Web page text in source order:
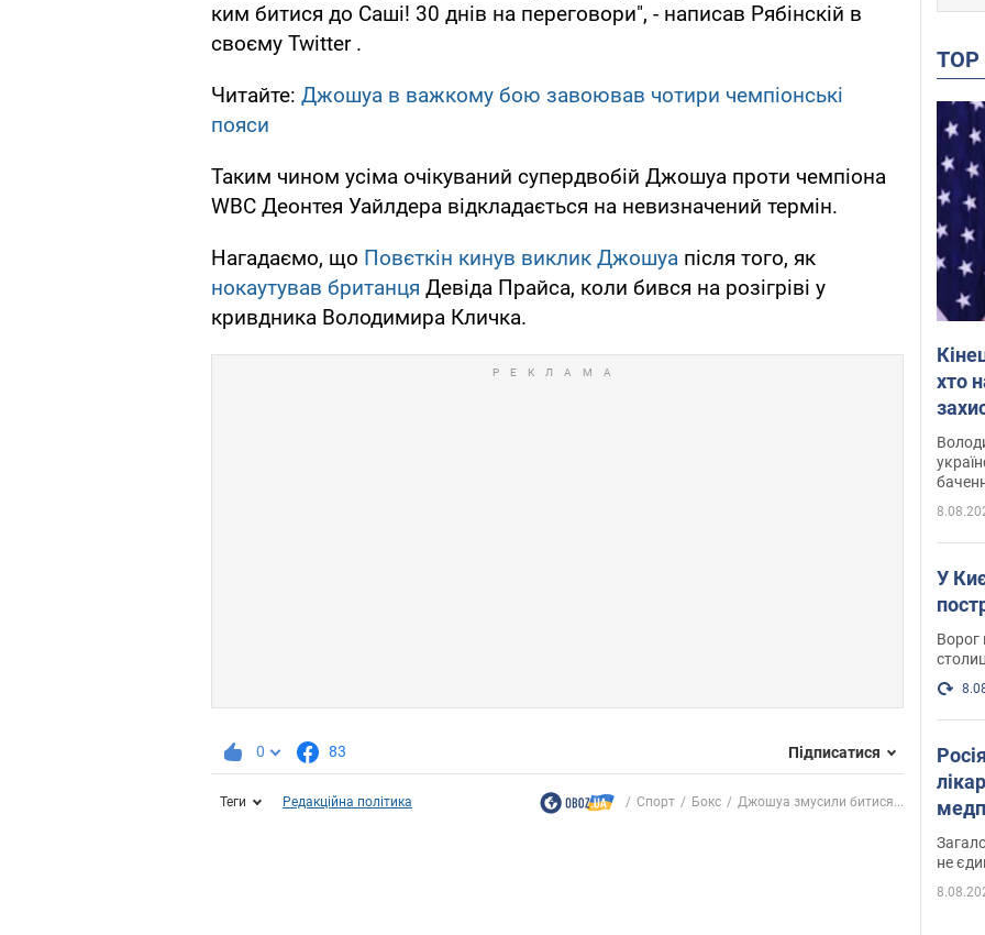
ким битися до Саші! 30 днів на переговори", - написав Рябінскій в
своєму Twitter .
Читайте: Джошуа в важкому бою завоював чотири чемпіонські
пояси
Таким чином усіма очікуваний супердвобій Джошуа проти чемпіона
WBC Деонтея Уайлдера відкладається на невизначений термін.
Нагадаємо, що Повєткін кинув виклик Джошуа після того, як
нокаутував британця Девіда Прайса, коли бився на розігріві у
кривдника Володимира Кличка.
0 83 Підписатися
Теги Редакційна політика Спорт Бокс Джошуа змусили битися...
хто
у
У
Ворог
не